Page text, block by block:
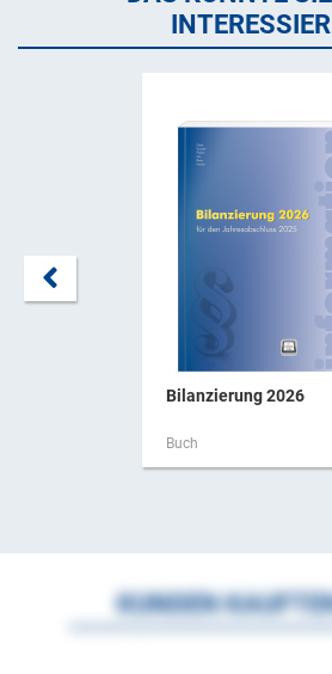
Bilanzierung 2026
Buch
KUNDEN